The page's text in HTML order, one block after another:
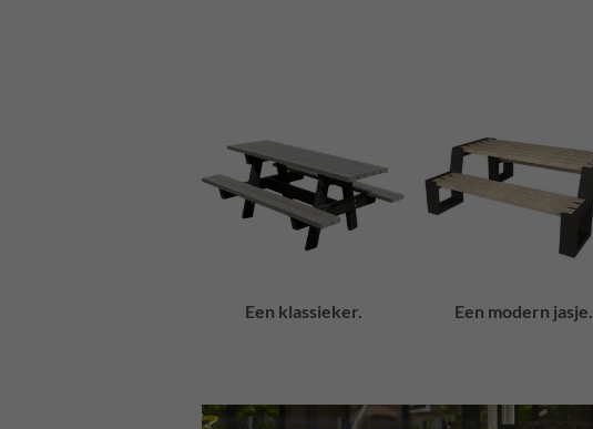
Een klassieker. Een modern jasje.